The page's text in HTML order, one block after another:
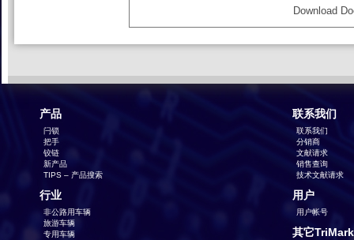
Download
产品
闩锁
把手
铰链
新产品
TIPS – 产品搜索
行业
非公路用车辆
旅游车辆
专用车辆
联系我们
联系我们
分销商
文献请求
销售查询
技术文献请求
用户
用户帐号
其它